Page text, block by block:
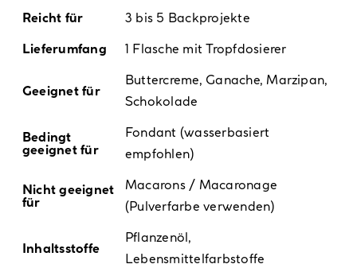
Reicht für
3 bis 5 Backprojekte
Lieferumfang
1 Flasche mit Tropfdosierer
Geeignet für
Buttercreme, Ganache, Marzipan,
Schokolade
Bedingt
geeignet für
Fondant (wasserbasiert
empfohlen)
Nicht geeignet
für
Macarons / Macaronage
(Pulverfarbe verwenden)
Inhaltsstoffe
Pflanzenöl,
Lebensmittelfarbstoffe